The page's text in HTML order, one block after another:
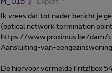
M_016 Expert
Ik vrees dat tot nader bericht je
(optical network termination
https://www.proximus.be/
Aansluiting-van-
De hiervoor vermelde Fritz!box